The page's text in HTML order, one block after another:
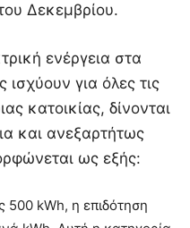
Δεκεμβρίου.
ενέργεια στα
ισχύουν για όλες τις
κατοικίας, δίνονται
και ανεξαρτήτως
ως εξής:
500 kWh, η επιδότηση